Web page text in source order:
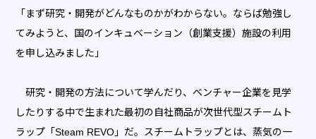
「まず研究・開発がどんなものかがわからない。ならば勉強し
てみようと、国のインキュベーション（創業支援）施設の利用
を申し込みました」
研究・開発の方法について学んだり、ベンチャー企業を見学
したりする中で生まれた最初の自社商品が次世代型スチームト
ラップ「Steam REVO」だ。スチームトラップとは、蒸気の一